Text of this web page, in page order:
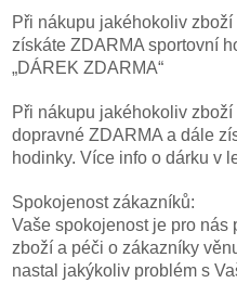
Při nákupu jakéhokoliv
získáte ZDARMA sportovní
„DÁREK ZDARMA“
Při nákupu jakéhokoliv
dopravné ZDARMA a dále
hodinky. Více info o dárku v
Spokojenost zákazníků:
Vaše spokojenost je pro nás
zboží a péči o zákazníky
nastal jakýkoliv problém s